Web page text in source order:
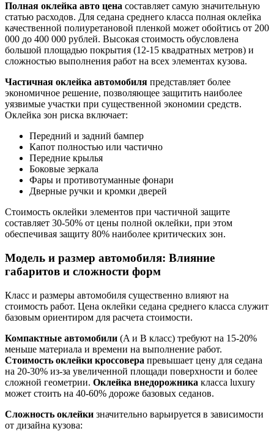
Полная оклейка авто цена составляет самую значительную
статью расходов. Для седана среднего класса полная оклейка
качественной полиуретановой пленкой может обойтись от 200
000 до 400 000 рублей. Высокая стоимость обусловлена
большой площадью покрытия (12-15 квадратных метров) и
сложностью выполнения работ на всех элементах кузова.
Частичная оклейка автомобиля представляет более
экономичное решение, позволяющее защитить наиболее
уязвимые участки при существенной экономии средств.
Оклейка зон риска включает:
Передний и задний бампер
Капот полностью или частично
Передние крылья
Боковые зеркала
Фары и противотуманные фонари
Дверные ручки и кромки дверей
Стоимость оклейки элементов при частичной защите
составляет 30-50% от цены полной оклейки, при этом
обеспечивая защиту 80% наиболее критических зон.
Модель и размер автомобиля: Влияние
габаритов и сложности форм
Класс и размеры автомобиля существенно влияют на
стоимость работ. Цена оклейки седана среднего класса служит
базовым ориентиром для расчета стоимости.
Компактные автомобили (A и B класс) требуют на 15-20%
меньше материала и времени на выполнение работ.
Стоимость оклейки кроссовера превышает цену для седана
на 20-30% из-за увеличенной площади поверхности и более
сложной геометрии. Оклейка внедорожника класса luxury
может стоить на 40-60% дороже базовых седанов.
Сложность оклейки значительно варьируется в зависимости
от дизайна кузова: